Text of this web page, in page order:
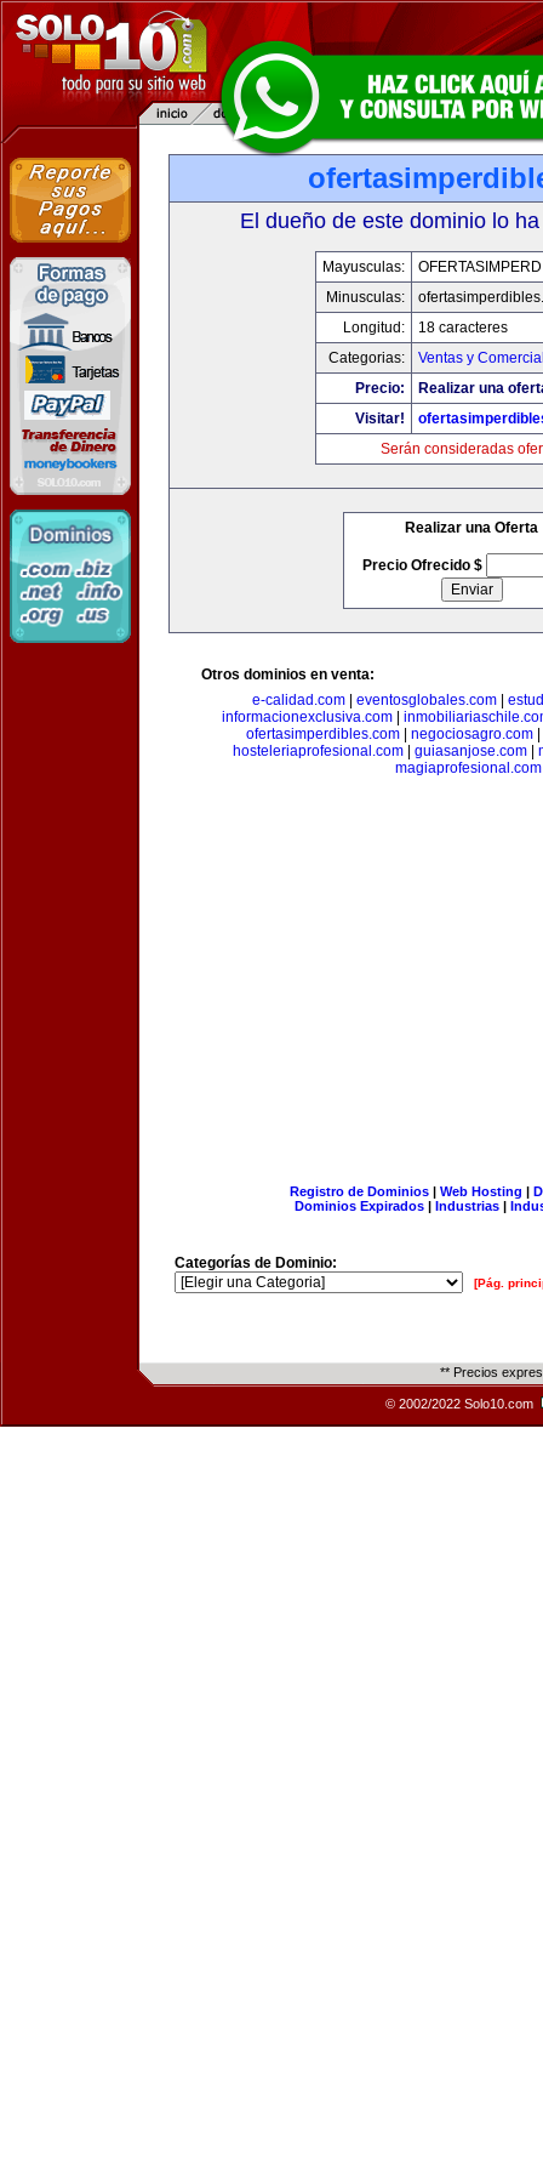
El dueño de este dominio lo
Mayusculas:
Minusculas:
Longitud:
18 caracteres
Categorias:
Ventas y
Precio:
Realizar una
Visitar!
Serán consideradas
Realizar una Oferta
Precio Ofrecido $
Otros dominios en venta:
e-calidad.com| eventosglobales.com|
informacionexclusiva.com|
ofertasimperdibles.com
negociosagro.com
hosteleriaprofesional.com| guiasanjose.com|
magiaprofesional.com
Registro de Dominios| Web Hosting |
Dominios Expirados | Industrias |
Categorías de Dominio:
[Pág.
** Precios
© 2002/2022 Solo10.com